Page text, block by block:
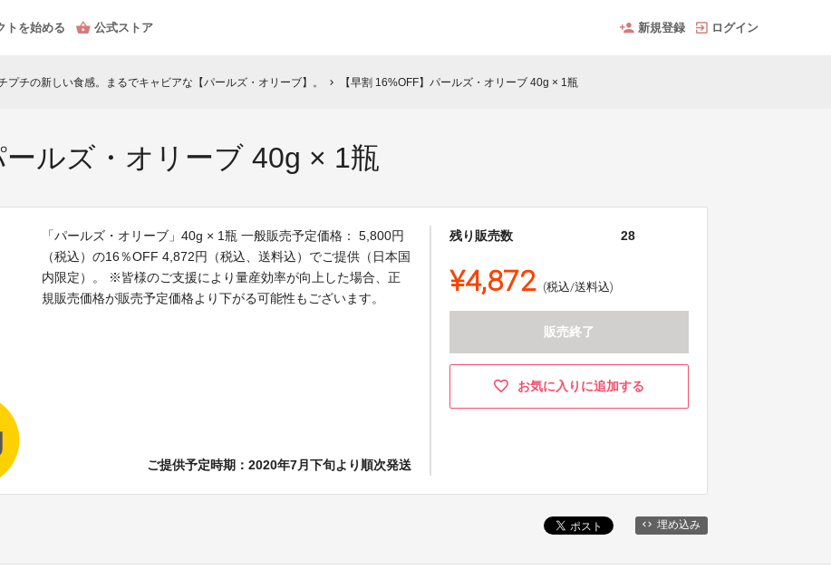
トを始める 公式ストア 新規登録 ログイン
プチの新しい食感。まるでキャビアな【パールズ・オリーブ】。 chevron_right 【早割 16%OFF】パールズ・オリーブ 40g × 1瓶
ールズ・オリーブ 40g × 1瓶
「パールズ・オリーブ」40g × 1瓶 一般販売予定価格： 5,800円
（税込）の16％OFF 4,872円（税込、送料込）でご提供（日本国
内限定）。 ※皆様のご支援により量産効率が向上した場合、正
規販売価格が販売予定価格より下がる可能性もございます。
ご提供予定時期：2020年7月下旬より順次発送
残り販売数 28
¥4,872 (税込/送料込)
販売終了
お気に入りに追加する
埋め込み